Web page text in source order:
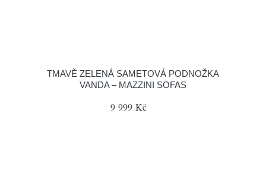
TMAVĚ ZELENÁ SAMETOVÁ PODNOŽKA
VANDA – MAZZINI SOFAS
9 999 Kč